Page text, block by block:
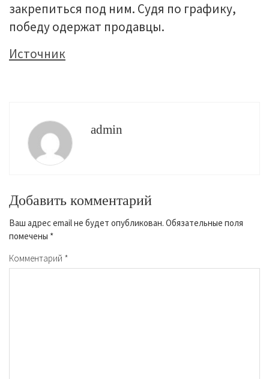
закрепиться под ним. Судя по графику,
победу одержат продавцы.
Источник
admin
Добавить комментарий
Ваш адрес email не будет опубликован. Обязательные поля
помечены *
Комментарий *